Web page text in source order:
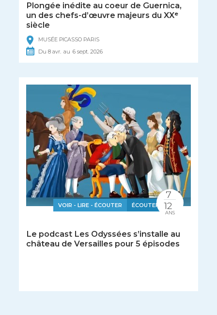
Plongée inédite au coeur de Guernica,
un des chefs-d’œuvre majeurs du XXᵉ
siècle
MUSÉE PICASSO PARIS
Du8avr. au 6sept. 2026
VOIR - LIRE - ÉCOUTER ÉCOUTER
Le podcast Les Odyssées s’installe au
château de Versailles pour 5 épisodes
7
12
ANS